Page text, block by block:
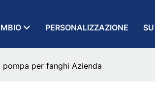
PERSONALIZZAZIONE
per fanghi Azienda